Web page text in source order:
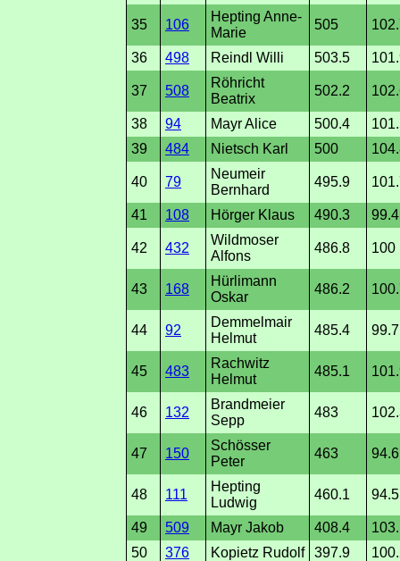
35 106
Hepting Anne-
Marie
505
36 498 Reindl Willi 503.5
37 508
Röhricht
Beatrix
502.2
38 94 Mayr Alice 500.4
39
484 Nietsch Karl 500
40 79
Neumeir
Bernhard
495.9
41 108 Hörger Klaus 490.3 99.4
42 432
Wildmoser
Alfons
486.8 100
43 168
Hürlimann
Oskar
486.2
44 92
Demmelmair
Helmut
485.4 99.7
45 483
Rachwitz
Helmut
485.1
46 132
Brandmeier
Sepp
483
47 150
Schösser
Peter
463 94.6
48 111
Hepting
Ludwig
460.1 94.5
49 509 Mayr Jakob 408.4
50
376 Kopietz Rudolf 397.9